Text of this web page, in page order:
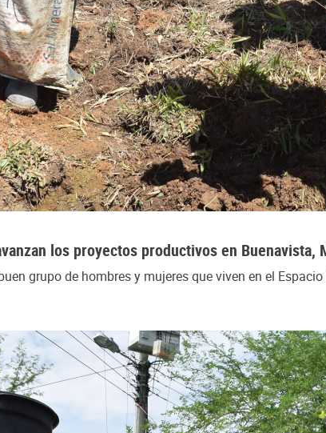
los proyectos productivos en Buenavista,
grupo de hombres y mujeres que viven en el